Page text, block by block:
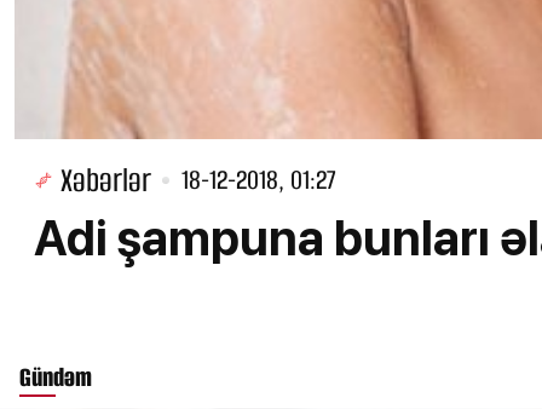
Xəbərlər 18-12-2018, 01:27
Adi şampuna bunları
Gündəm